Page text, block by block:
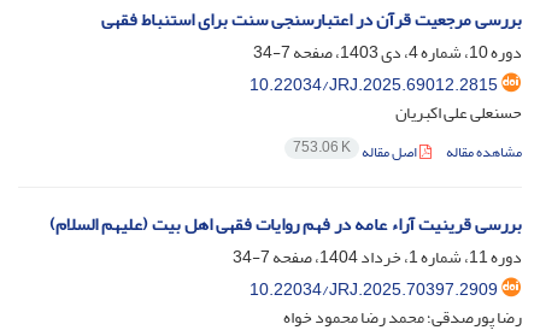
بررسی مرجعیت قرآن در اعتبارسنجی سنت برای استنباط فقهی
دوره 10، شماره 4، دی 1403، صفحه
7-34
10.22034/JRJ.2025.69012.2815
حسنعلی علی اکبریان
مشاهده مقاله اصل مقاله 753.06 K
بررسی قرینیت آراء عامه در فهم روایات فقهی اهل بیت (علیهم السلام)
دوره 11، شماره 1، خرداد 1404، صفحه
7-34
10.22034/JRJ.2025.70397.2909
رضا پورصدقی؛ محمد رضا محمود خواه